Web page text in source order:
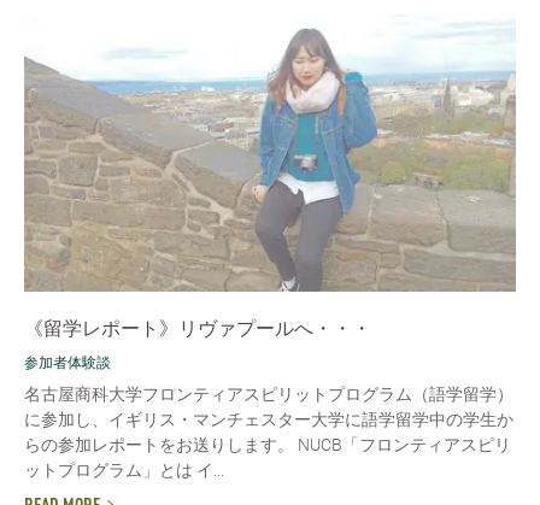
《留学レポート》リヴァプールへ・・・
参加者体験談
名古屋商科大学フロンティアスピリットプログラム（語学留学）
に参加し、イギリス・マンチェスター大学に語学留学中の学生か
らの参加レポートをお送りします。 NUCB「フロンティアスピリ
ットプログラム」とは イ...